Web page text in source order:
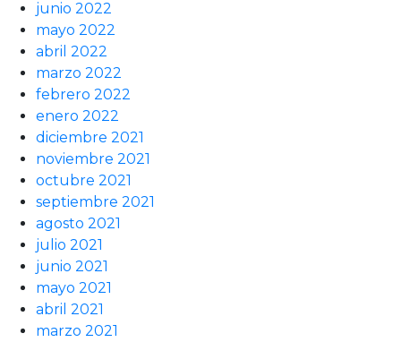
junio 2022
mayo 2022
abril 2022
marzo 2022
febrero 2022
enero 2022
diciembre 2021
noviembre 2021
octubre 2021
septiembre 2021
agosto 2021
julio 2021
junio 2021
mayo 2021
abril 2021
marzo 2021